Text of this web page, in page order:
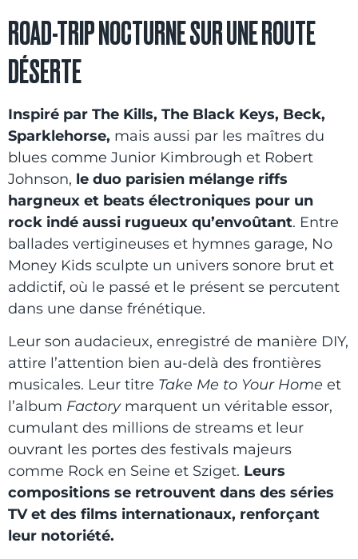
ROAD-TRIP NOCTURNE SUR UNE ROUTE
DÉSERTE
Inspiré par The Kills, The Black Keys, Beck,
Sparklehorse, mais aussi par les maîtres du
blues comme Junior Kimbrough et Robert
Johnson, le duo parisien mélange riffs
hargneux et beats électroniques pour un
rock indé aussi rugueux qu’envoûtant. Entre
ballades vertigineuses et hymnes garage, No
Money Kids sculpte un univers sonore brut et
addictif, où le passé et le présent se percutent
dans une danse frénétique.
Leur son audacieux, enregistré de manière DIY,
attire l’attention bien au-delà des frontières
musicales. Leur titre Take Me to Your Home et
l’album Factorymarquent un véritable essor,
cumulant des millions de streams et leur
ouvrant les portes des festivals majeurs
comme Rock en Seine et Sziget. Leurs
compositions se retrouvent dans des séries
TV et des films internationaux, renforçant
leur notoriété.